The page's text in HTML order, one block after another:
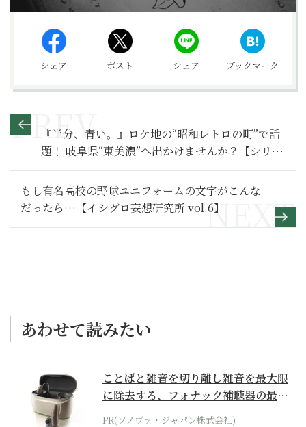
シェア ポスト シェア ブックマーク
『半分、青い。』ロケ地の“昭和レトロの町”で話
題！ 岐阜県“東美濃”へ出かけませんか？【シリー
ズ東美濃の魅力その３】［PR］
もし有名高校の野球ユニフォームの文字がこんな
だったら…【イシグロ妄想研究所 vol.6】
あわせて読みたい
ことばと雑音を切り離し雑音を最大限
に除去する、フォナック補聴器の最上
位モデル
PR(ソノヴァ・ジャパン株式会社)